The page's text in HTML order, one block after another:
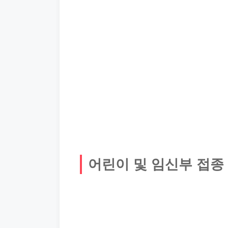
어린이 및 임신부 접종